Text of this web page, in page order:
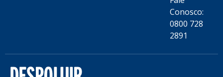
Conosco:
0800 728
2891